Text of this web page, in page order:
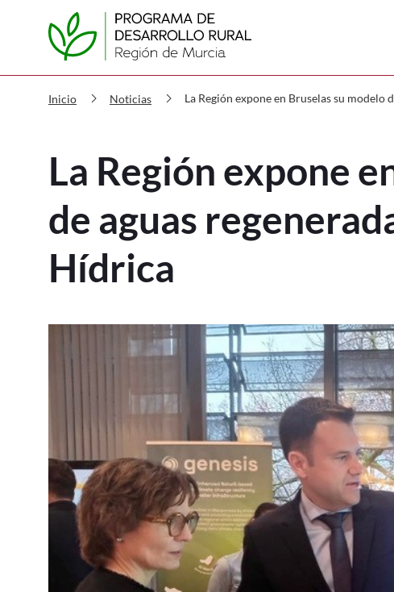
PDR La Región expone en Bruselas
Inicio chevron_right Noticias chevron_right La Región expone en Bruselas su
La Región expone
de aguas
Hídrica